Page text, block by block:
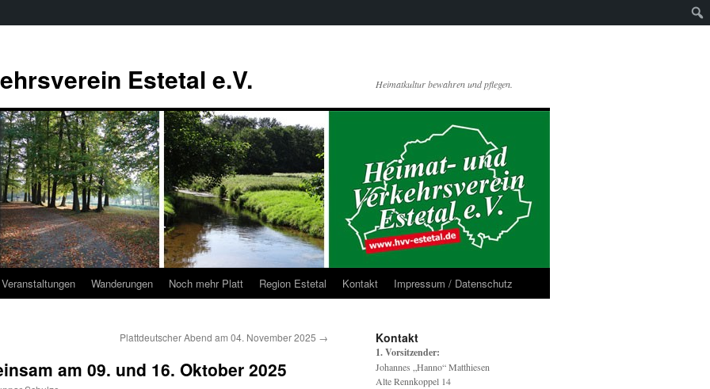
Estetal e.V. Heimatkultur bewahren und pflegen.
Veranstaltungen Wanderungen Noch mehr Platt Region Estetal Kontakt Impressum / Datenschutz
Plattdeutscher Abend am 04. November 2025 →
am 09. und 16. Oktober 2025
Kontakt
1. Vorsitzender:
Johannes „Hanno“ Matthiesen
Alte Rennkoppel 14